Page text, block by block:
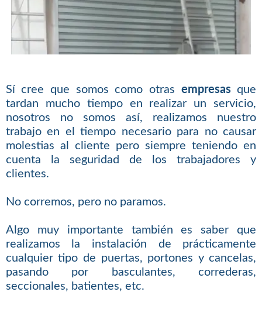
Sí cree que somos como otras empresasque
tardan mucho tiempo en realizar un servicio,
nosotros no somos así, realizamos nuestro
trabajo en el tiempo necesario para no causar
molestias al cliente pero siempre teniendo en
cuenta la seguridad de los trabajadores y
clientes.
No corremos, pero no paramos.
Algo muy importante también es saber que
realizamos la instalación de prácticamente
cualquier tipo de puertas, portones y cancelas,
pasando por basculantes, correderas,
seccionales, batientes, etc.